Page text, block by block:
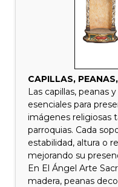
CAPILLAS,
Las capillas, peanas
esenciales para
imágenes religiosas
parroquias. Cada
estabilidad, altura o
mejorando su
En El Ángel Arte
madera, peanas